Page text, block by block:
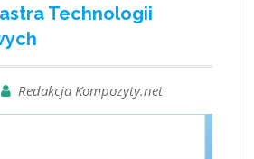
Technologii
Redakcja Kompozyty.net